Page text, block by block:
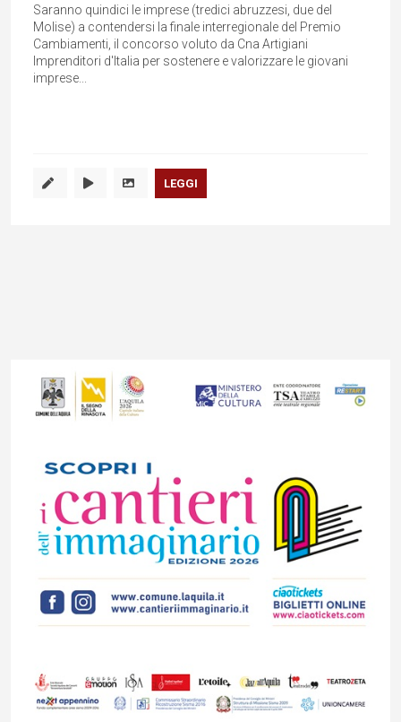
Saranno quindici le imprese (tredici abruzzesi, due del
Molise) a contendersi la finale interregionale del Premio
Cambiamenti, il concorso voluto da Cna Artigiani
Imprenditori d'Italia per sostenere e valorizzare le giovani
imprese...
LEGGI